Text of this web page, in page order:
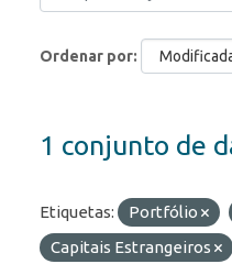
Ordenar por
1 conjunto de
Etiquetas: Portfólio
Capitais Estrangeiros